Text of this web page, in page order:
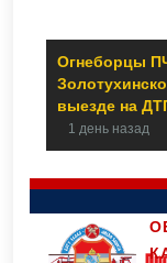
​Огнеборцы
выезде на
1 день назад